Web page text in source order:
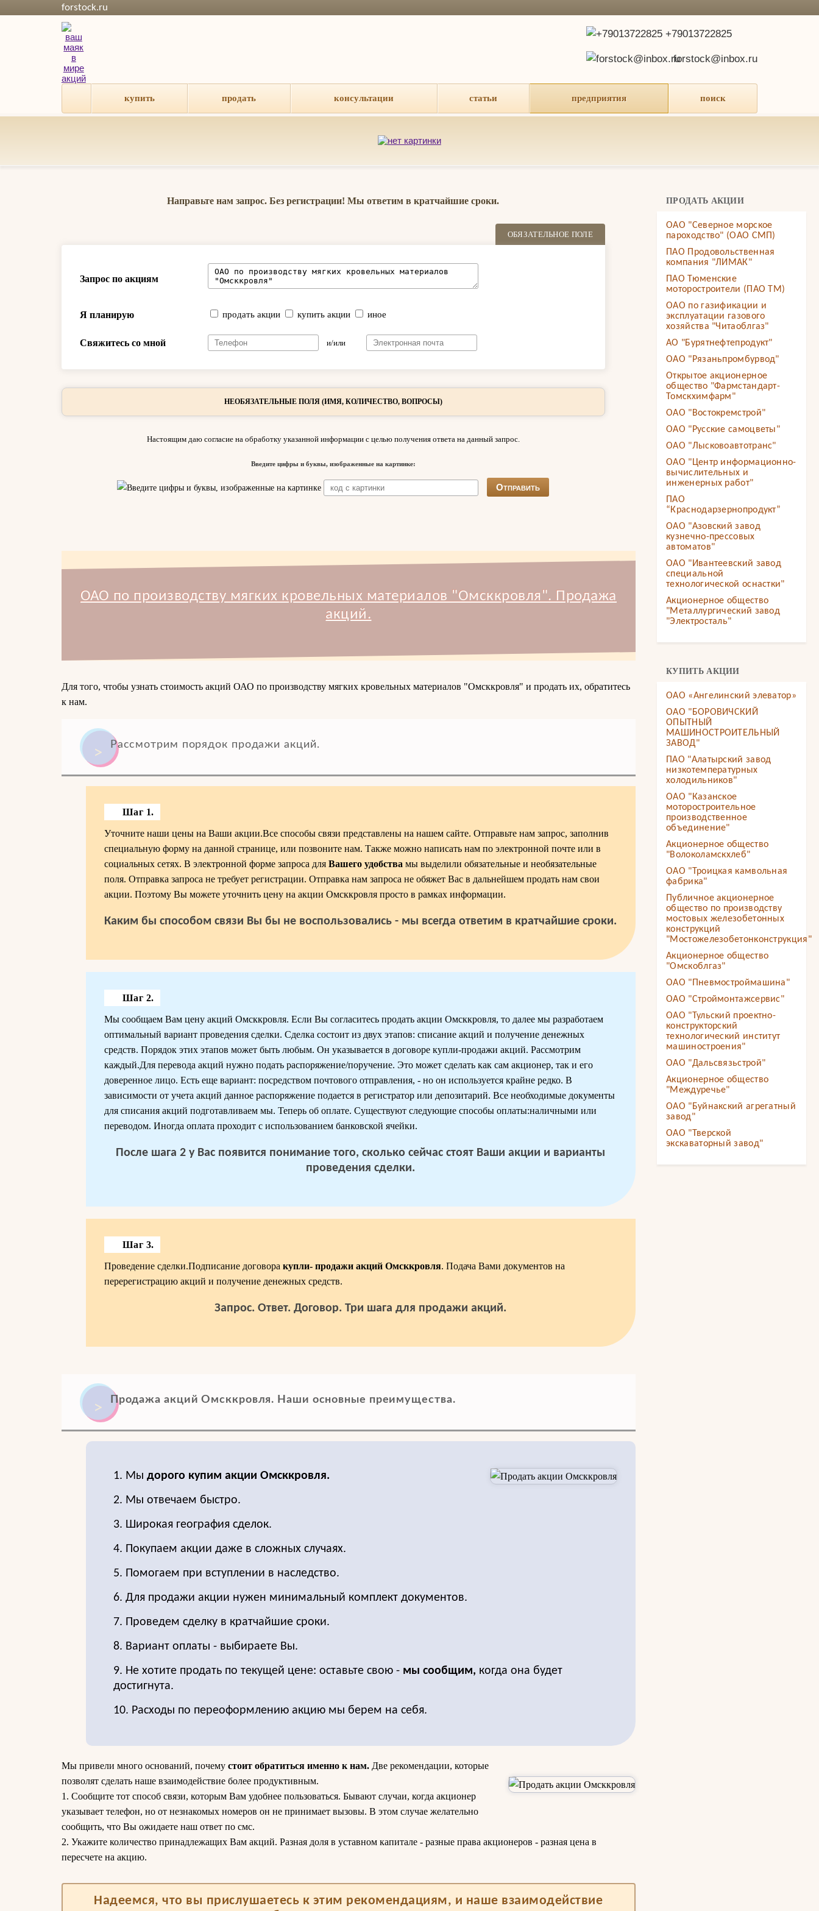
forstock.ru
+79013722825
forstock@inbox.ru
купить продать консультации статьи предприятия поиск
Направьте нам запрос. Без регистрации! Мы ответим в кратчайшие сроки.
ОБЯЗАТЕЛЬНОЕ ПОЛЕ
Запрос по акциям
Я планирую продать акции купить акции иное
Свяжитесь со мной и/или
НЕОБЯЗАТЕЛЬНЫЕ ПОЛЯ (ИМЯ, КОЛИЧЕСТВО, ВОПРОСЫ)
Настоящим даю согласие на обработку указанной информации с целью получения ответа на данный запрос.
Введите цифры и буквы, изображенные на картинке:
ОАО по производству мягких кровельных материалов "Омсккровля". Продажа
акций.
Для того, чтобы узнать стоимость акций ОАО по производству мягких кровельных материалов "Омсккровля" и продать их, обратитесь
к нам.
Рассмотрим порядок продажи акций.
Шаг 1.
Уточните наши цены на Ваши акции.Все способы связи представлены на нашем сайте. Отправьте нам запрос, заполнив
специальную форму на данной странице, или позвоните нам. Также можно написать нам по электронной почте или в
социальных сетях. В электронной форме запроса для Вашего удобства мы выделили обязательные и необязательные
поля. Отправка запроса не требует регистрации. Отправка нам запроса не обяжет Вас в дальнейшем продать нам свои
акции. Поэтому Вы можете уточнить цену на акции Омсккровля просто в рамках информации.
Каким бы способом связи Вы бы не воспользовались - мы всегда ответим в кратчайшие сроки.
Шаг 2.
Мы сообщаем Вам цену акций Омсккровля. Если Вы согласитесь продать акции Омсккровля, то далее мы разработаем
оптимальный вариант проведения сделки. Сделка состоит из двух этапов: списание акций и получение денежных
средств. Порядок этих этапов может быть любым. Он указывается в договоре купли-продажи акций. Рассмотрим
каждый.Для перевода акций нужно подать распоряжение/поручение. Это может сделать как сам акционер, так и его
доверенное лицо. Есть еще вариант: посредством почтового отправления, - но он используется крайне редко. В
зависимости от учета акций данное распоряжение подается в регистратор или депозитарий. Все необходимые документы
для списания акций подготавливаем мы. Теперь об оплате. Существуют следующие способы оплаты:наличными или
переводом. Иногда оплата проходит с использованием банковской ячейки.
После шага 2 у Вас появится понимание того, сколько сейчас стоят Ваши акции и варианты
проведения сделки.
Шаг 3.
Проведение сделки.Подписание договора купли- продажи акций Омсккровля. Подача Вами документов на
перерегистрацию акций и получение денежных средств.
Запрос. Ответ. Договор. Три шага для продажи акций.
Продажа акций Омсккровля. Наши основные преимущества.
1. Мы дорого купим акции Омсккровля.
2. Мы отвечаем быстро.
3. Широкая география сделок.
4. Покупаем акции даже в сложных случаях.
5. Помогаем при вступлении в наследство.
6. Для продажи акции нужен минимальный комплект документов.
7. Проведем сделку в кратчайшие сроки.
8. Вариант оплаты - выбираете Вы.
9. Не хотите продать по текущей цене: оставьте свою - мы сообщим, когда она будет
достигнута.
10. Расходы по переоформлению акцию мы берем на себя.
Мы привели много оснований, почему стоит обратиться именно к нам.Две рекомендации, которые
позволят сделать наше взаимодействие более продуктивным.
1. Сообщите тот способ связи, которым Вам удобнее пользоваться. Бывают случаи, когда акционер
указывает телефон, но от незнакомых номеров он не принимает вызовы. В этом случае желательно
сообщить, что Вы ожидаете наш ответ по смс.
2. Укажите количество принадлежащих Вам акций. Разная доля в уставном капитале - разные права акционеров - разная цена в
пересчете на акцию.
Надеемся, что вы прислушаетесь к этим рекомендациям, и наше взаимодействие
ПРОДАТЬ АКЦИИ
ОАО "Северное морское
пароходство" (ОАО СМП)
ПАО Продовольственная
компания "ЛИМАК"
ПАО Тюменские
моторостроители (ПАО ТМ)
ОАО по газификации и
эксплуатации газового
хозяйства "Читаоблгаз"
АО "Бурятнефтепродукт"
ОАО "Рязаньпромбурвод"
Открытое акционерное
общество "Фармстандарт-
Томскхимфарм"
ОАО "Востокремстрой"
ОАО "Русские самоцветы"
ОАО "Лысковоавтотранс"
ОАО "Центр информационно-
вычислительных и
инженерных работ"
ПАО
“Краснодарзернопродукт”
ОАО "Азовский завод
кузнечно-прессовых
автоматов"
ОАО "Ивантеевский завод
специальной
технологической оснастки"
Акционерное общество
"Металлургический завод
"Электросталь"
КУПИТЬ АКЦИИ
ОАО «Ангелинский элеватор»
ОАО "БОРОВИЧСКИЙ
ОПЫТНЫЙ
МАШИНОСТРОИТЕЛЬНЫЙ
ЗАВОД"
ПАО "Алатырский завод
низкотемпературных
холодильников"
ОАО "Казанское
моторостроительное
производственное
объединение"
Акционерное общество
"Волоколамскхлеб"
ОАО "Троицкая камвольная
фабрика"
Публичное акционерное
общество по производству
мостовых железобетонных
конструкций
"Мостожелезобетонконструкция"
Акционерное общество
"Омскоблгаз"
ОАО "Пневмостроймашина"
ОАО "Строймонтажсервис"
ОАО "Тульский проектно-
конструкторский
технологический институт
машиностроения"
ОАО "Дальсвязьстрой"
Акционерное общество
"Междуречье"
ОАО "Буйнакский агрегатный
завод"
ОАО "Тверской
экскаваторный завод"